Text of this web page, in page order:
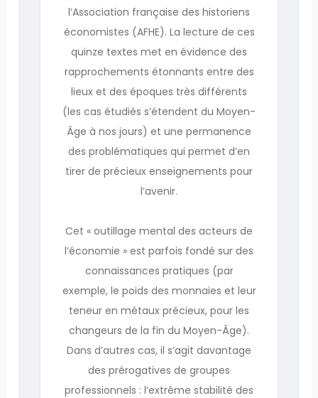
l’Association française des historiens
économistes (AFHE). La lecture de ces
quinze textes met en évidence des
rapprochements étonnants entre des
lieux et des époques très différents
(les cas étudiés s’étendent du Moyen-
Âge à nos jours) et une permanence
des problématiques qui permet d’en
tirer de précieux enseignements pour
l’avenir.
Cet « outillage mental des acteurs de
l’économie » est parfois fondé sur des
connaissances pratiques (par
exemple, le poids des monnaies et leur
teneur en métaux précieux, pour les
changeurs de la fin du Moyen-Âge).
Dans d’autres cas, il s’agit davantage
des prérogatives de groupes
professionnels : l’extrême stabilité des